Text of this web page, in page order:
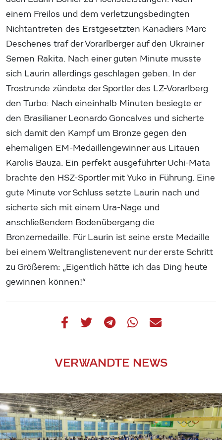
einem Freilos und dem verletzungsbedingten
Nichtantreten des Erstgesetzten Kanadiers Marc
Deschenes traf der Vorarlberger auf den Ukrainer
Semen Rakita. Nach einer guten Minute musste
sich Laurin allerdings geschlagen geben. In der
Trostrunde zündete der Sportler des LZ-Vorarlberg
den Turbo: Nach eineinhalb Minuten besiegte er
den Brasilianer Leonardo Goncalves und sicherte
sich damit den Kampf um Bronze gegen den
ehemaligen EM-Medaillengewinner aus Litauen
Karolis Bauza. Ein perfekt ausgeführter Uchi-Mata
brachte den HSZ-Sportler mit Yuko in Führung. Eine
gute Minute vor Schluss setzte Laurin nach und
sicherte sich mit einem Ura-Nage und
anschließendem Bodenübergang die
Bronzemedaille. Für Laurin ist seine erste Medaille
bei einem Weltranglistenevent nur der erste Schritt
zu Größerem: „Eigentlich hätte ich das Ding heute
gewinnen können!“
VERWANDTE NEWS